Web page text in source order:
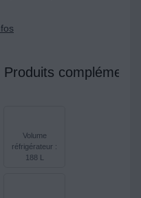
Produits
Volume
réfrigérateur :
188 L